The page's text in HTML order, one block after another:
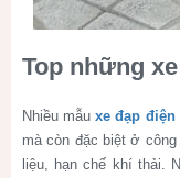
Top những
Nhiều mẫuxe đạp điện
mà còn đặc biệt ở
liệu, hạn chế khí thải.